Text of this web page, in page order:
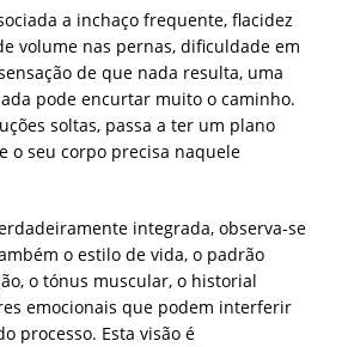
a inchaço frequente, flacidez
volume nas pernas, dificuldade em
de que nada resulta, uma
pode encurtar muito o caminho.
soltas, passa a ter um plano
o seu corpo precisa naquele
integrada, observa-se
o estilo de vida, o padrão
o tónus muscular, o historial
emocionais que podem interferir
processo. Esta visão é